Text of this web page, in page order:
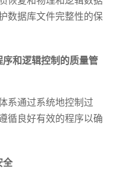
数据库文件完整性的保
和逻辑控制的质量管
系通过系统地控制过
循良好有效的程序以确
全